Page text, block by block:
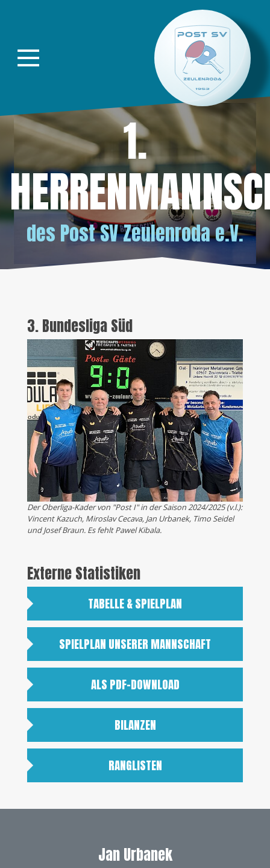
Direkt zur Hauptnavigation springen
1.
des Post SV Zeulenroda e.V.
3. Bundesliga Süd
Der Oberliga-Kader von "Post I" in der Saison 2024/2025 (v.l.):
Vincent Kazuch, Miroslav Cecava, Jan Urbanek, Timo Seidel
und Josef Braun. Es fehlt Pawel Kibala.
Externe Statistiken
TABELLE & SPIELPLAN
SPIELPLAN UNSERER MANNSCHAFT
ALS PDF-DOWNLOAD
BILANZEN
RANGLISTEN
Jan Urbanek